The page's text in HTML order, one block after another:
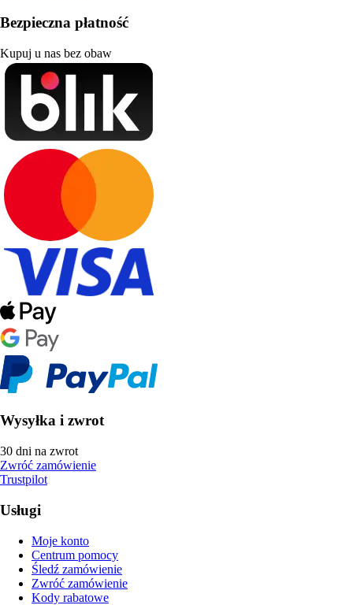
Bezpieczna płatność
Kupuj u nas bez obaw
Wysyłka i zwrot
30 dni na zwrot
Zwróć zamówienie
Trustpilot
Usługi
Moje konto
Centrum pomocy
Śledź zamówienie
Zwróć zamówienie
Kody rabatowe